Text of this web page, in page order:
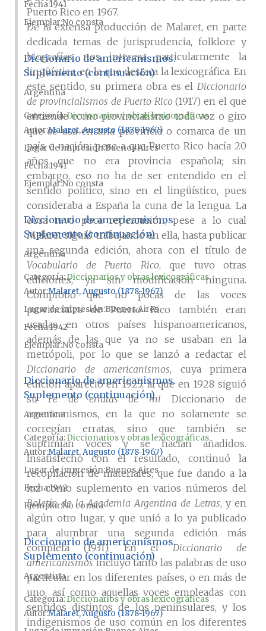
Puerto Rico en 1967.
De la extensa producción de Malaret, en parte
dedicada temas de jurisprudencia, folklore y
biografías, nos interesa particularmente la
lingüística, en la que destaca la lexicográfica. En
este sentido, su primera obra es elDiccionario
de provincialismos de Puerto Rico(1917) en el que
entiende como provincialismo toda voz o giro
que se usa en una provincia o comarca de un
país o nación, pese a que Puerto Rico hacía 20
años que no era provincia española; sin
embargo, eso no ha de ser entendido en el
sentido político, sino en el lingüístico, pues
consideraba a España la cuna de la lengua. La
obra tuvo poca repercusión, pese a lo cual
Malaret siguió trabajando en ella, hasta publicar
una segunda edición, ahora con el título de
Vocabulario de Puerto Rico, que tuvo otras
ediciones, ya sin modificación ninguna.
Comprobó que no pocas de las voces
provinciales de Puerto Rico también eran
usadas en otros países hispanoamericanos,
además de las que ya no se usaban en la
metrópoli, por lo que se lanzó a redactar el
Diccionario de americanismos, cuya primera
edición apareció en 1925, al que en 1928 siguió
suFe de erratas de mi Diccionario de
americanismos, en la que no solamente se
corregían erratas, sino que también se
suprimían voces y se hacían añadidos.
Insatisfecho con el resultado, continuó la
recopilación de materiales, que fue dando a la
luz como suplemento en varios números del
Boletín de la Academia Argentina de Letras, y en
algún otro lugar, y que unió a lo ya publicado
para alumbrar una segunda edición más
completa (1931). En elDiccionario de
americanismosincluyó tanto las palabras de uso
particular en los diferentes países, o en más de
uno, así como aquellas voces empleadas con
sentidos distintos de los peninsulares, y los
indigenismos de uso común en los diferentes
Fecha1941
Ejemplar No consta
Diccionario de americanismos.
Suplemento (continuación)
Argentina
Categoría:Diccionarios y obras lexicográficas
Autor Malaret, Augusto (1878-1967)
Lugar de impresiónBuenos Aires
Fecha1941
EjemplarNo consta
Diccionario de americanismos.
Suplemento (continuación)
Argentina
Categoría:Diccionarios y obras lexicográficas
AutorMalaret, Augusto (1878-1967)
Lugar de impresiónBuenos Aires
Fecha1942
EjemplarNo consta
Diccionario de americanismos.
Suplemento (continuación)
Argentina
Categoría:Diccionarios y obras lexicográficas
Autor Malaret, Augusto (1878-1967)
Lugar de impresiónBuenos Aires
Fecha1942
Ejemplar No consta
Diccionario de americanismos.
Suplemento (continuación)
Argentina
Categoría:Diccionarios y obras lexicográficas
AutorMalaret, Augusto (1878-1967)